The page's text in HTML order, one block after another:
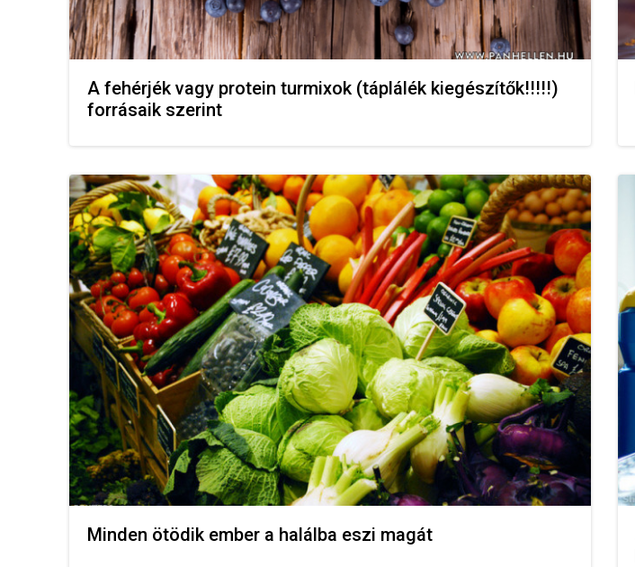
A fehérjék vagy protein turmixok (táplálék kiegészítők!!!!!)
forrásaik szerint
Minden ötödik ember a halálba eszi magát